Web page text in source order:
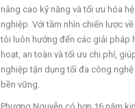
nâng cao kỹ năng và tối ưu hóa
nghiệp. Với tầm nhìn chiến lược
tôi luôn hướng đến các giải pháp
hoạt, an toàn và tối ưu chi phí,
nghiệp tận dụng tối đa công
bền vững.